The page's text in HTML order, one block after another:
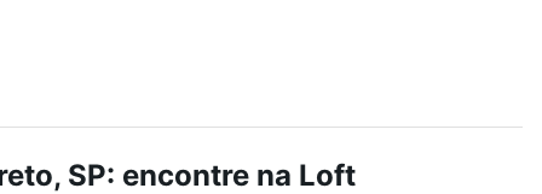
SP: encontre na Loft